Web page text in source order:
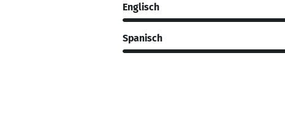
Englisch
Spanisch